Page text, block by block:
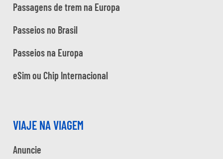
Passagens de trem na Europa
Passeios no Brasil
Passeios na Europa
eSim ou Chip Internacional
VIAJE NA VIAGEM
Anuncie